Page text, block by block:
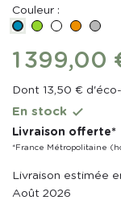
Couleur :
BleuVertBLANC
Orange
Gris
1 399,00
Dont 13,50 €
En stock 
Livraison offerte*
*France Métropolitaine
Livraison estimée
Août 2026